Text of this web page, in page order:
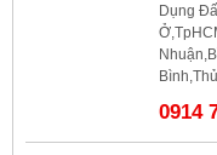
Dụng
0914